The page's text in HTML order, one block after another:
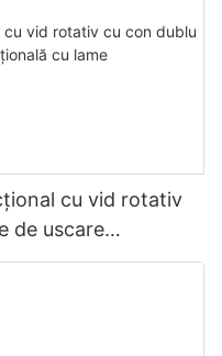
cu vid rotativ
de uscare